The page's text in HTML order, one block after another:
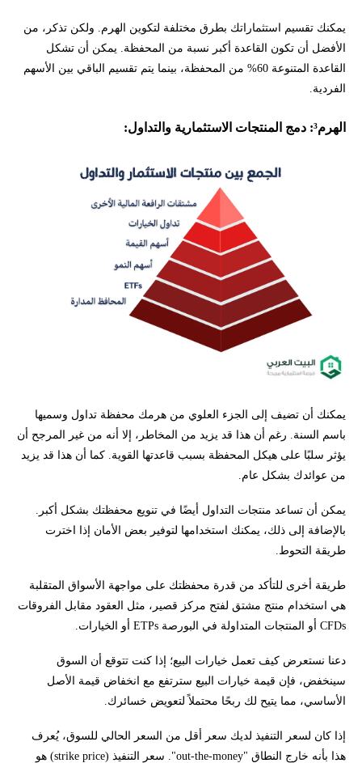
يمكنك تقسيم استثماراتك بطرق مختلفة لتكوين الهرم. ولكن تذكر، من
الأفضل أن تكون القاعدة أكبر نسبة من المحفظة. يمكن أن تشكل
القاعدة المتنوعة 60% من المحفظة، بينما يتم تقسيم الباقي بين الأسهم
الفردية.
الهرم³: دمج المنتجات الاستثمارية والتداول:
يمكنك أن تضيف إلى الجزء العلوي من هرمك محفظة تداول وسميها
باسم السنة. رغم أن هذا قد يزيد من المخاطر، إلا أنه من غير المرجح أن
يؤثر سلبًا على هيكل المحفظة بسبب قاعدتها القوية. كما أن هذا قد يزيد
من عوائدك بشكل عام.
يمكن أن تساعد منتجات التداول أيضًا في تنويع محفظتك بشكل أكبر.
بالإضافة إلى ذلك، يمكنك استخدامها لتوفير بعض الأمان إذا اخترت
طريقة التحوط.
طريقة أخرى للتأكد من قدرة محفظتك على مواجهة الأسواق المتقلبة
هي استخدام منتج مشتق لفتح مركز قصير، مثل العقود مقابل الفروقات
CFDs أو المنتجات المتداولة في البورصة ETPs أو الخيارات.
دعنا نستعرض كيف تعمل خيارات البيع؛ إذا كنت تتوقع أن السوق
سينخفض، فإن قيمة خيارات البيع سترتفع مع انخفاض قيمة الأصل
الأساسي، مما يتيح لك ربحًا محتملاً لتعويض خسائرك.
إذا كان لسعر التنفيذ لديك سعر أقل من السعر الحالي للسوق، يُعرف
هذا بأنه خارج النطاق "out-the-money". سعر التنفيذ (strike price) هو